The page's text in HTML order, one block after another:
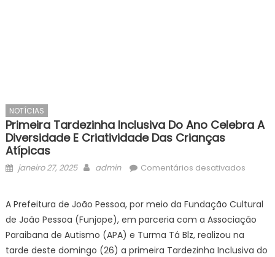
NOTÍCIAS
Primeira Tardezinha Inclusiva Do Ano Celebra A
Diversidade E Criatividade Das Crianças
Atípicas
Posted
janeiro 27, 2025 Author
admin Comentários desativadosem
do
A Prefeitura de João Pessoa, por meio da Fundação Cultural
de João Pessoa (Funjope), em parceria com a Associação
Paraibana de Autismo (APA) e Turma Tá Blz, realizou na
tarde deste domingo (26) a primeira Tardezinha Inclusiva do